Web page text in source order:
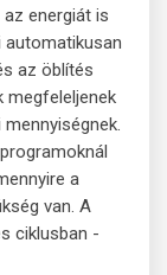
energiát is
automatikusan
az öblítés
megfeleljenek
a
van. A
ciklusban -